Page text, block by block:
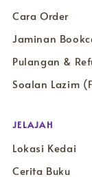
Cara Order
Jaminan
Pulangan &
Soalan Lazim
JELAJAH
Lokasi Kedai
Cerita Buku